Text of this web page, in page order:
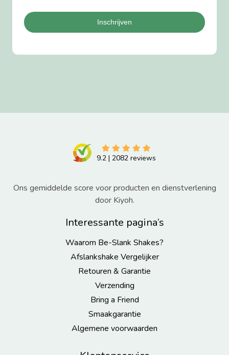
Inschrijven
9.2 | 2082 reviews
Ons gemiddelde score voor producten en dienstverlening
door Kiyoh.
Interessante pagina’s
Waarom Be-Slank Shakes?
Afslankshake Vergelijker
Retouren & Garantie
Verzending
Bring a Friend
Smaakgarantie
Algemene voorwaarden